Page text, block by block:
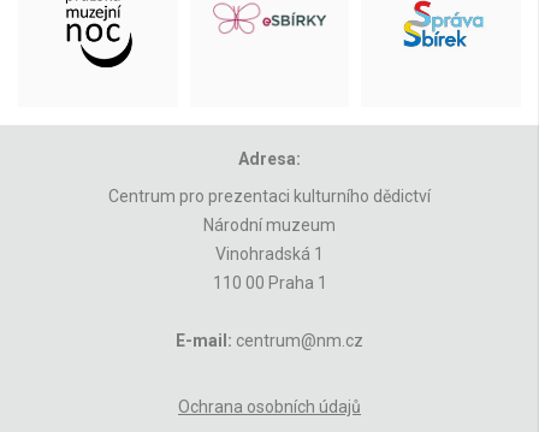
Adresa:
Centrum pro prezentaci kulturního dědictví
Národní muzeum
Vinohradská 1
110 00 Praha 1
E-mail: centrum@nm.cz
Ochrana osobních údajů